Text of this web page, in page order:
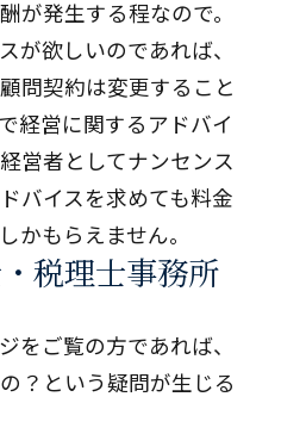
が発生する程なので。
が欲しいのであれば、
問契約は変更すること
経営に関するアドバイ
営者としてナンセンス
バイスを求めても料金
かもらえません。
税理士事務所
をご覧の方であれば、
？という疑問が生じる